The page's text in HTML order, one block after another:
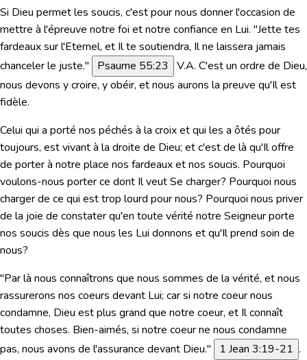
Si Dieu permet les soucis, c'est pour nous donner l'occasion de
mettre à l'épreuve notre foi et notre confiance en Lui. "Jette tes
fardeaux sur l'Eternel, et Il te soutiendra, Il ne laissera jamais
chanceler le juste."
Psaume 55:23
V.A. C'est un ordre de Dieu,
nous devons y croire, y obéir, et nous aurons la preuve qu'Il est
fidèle.
Celui qui a porté nos péchés à la croix et qui les a ôtés pour
toujours, est vivant à la droite de Dieu; et c'est de là qu'Il offre
de porter à notre place nos fardeaux et nos soucis. Pourquoi
voulons-nous porter ce dont Il veut Se charger? Pourquoi nous
charger de ce qui est trop lourd pour nous? Pourquoi nous priver
de la joie de constater qu'en toute vérité notre Seigneur porte
nos soucis dès que nous les Lui donnons et qu'Il prend soin de
nous?
"Par là nous connaîtrons que nous sommes de la vérité, et nous
rassurerons nos coeurs devant Lui; car si notre coeur nous
condamne, Dieu est plus grand que notre coeur, et Il connaît
toutes choses. Bien-aimés, si notre coeur ne nous condamne
pas, nous avons de l'assurance devant Dieu."
1 Jean 3:19-21 .